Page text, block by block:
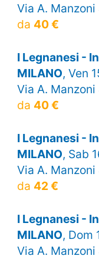
Via A. Manzoni
da 40 €
I Legnanesi -
MILANO, Ven
Via A. Manzoni
da 40 €
I Legnanesi -
MILANO, Sab
Via A. Manzoni
da 42 €
I Legnanesi -
MILANO, Dom
Via A. Manzoni